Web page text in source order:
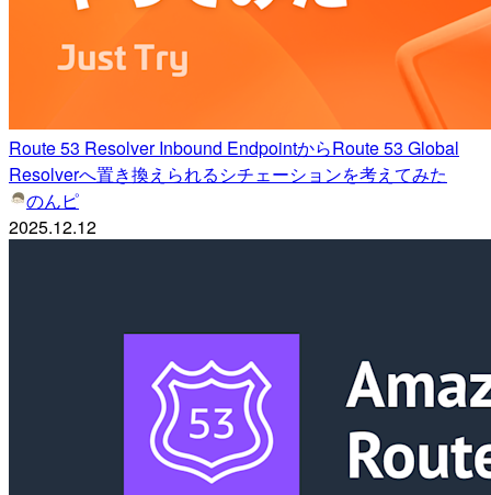
Route 53 Resolver Inbound EndpointからRoute 53 Global
Resolverへ置き換えられるシチェーションを考えてみた
のんピ
2025.12.12